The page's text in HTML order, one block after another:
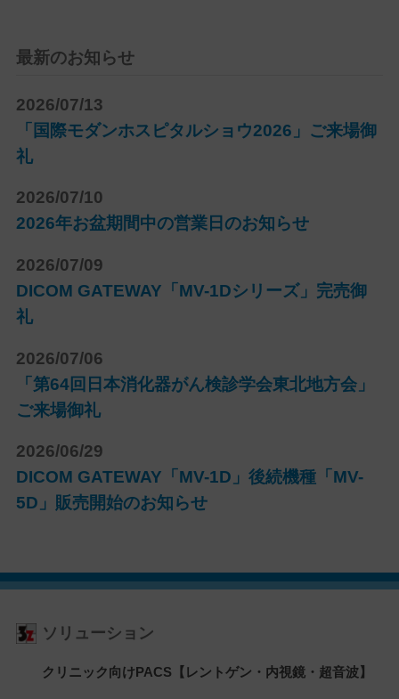
最新のお知らせ
2026/07/13
「国際モダンホスピタルショウ2026」ご来場御
礼
2026/07/10
2026年お盆期間中の営業日のお知らせ
2026/07/09
DICOM GATEWAY「MV-1Dシリーズ」完売御
礼
2026/07/06
「第64回日本消化器がん検診学会東北地方会」
ご来場御礼
2026/06/29
DICOM GATEWAY「MV-1D」後続機種「MV-
5D」販売開始のお知らせ
ソリューション
クリニック向けPACS【レントゲン・内視鏡・超音波】